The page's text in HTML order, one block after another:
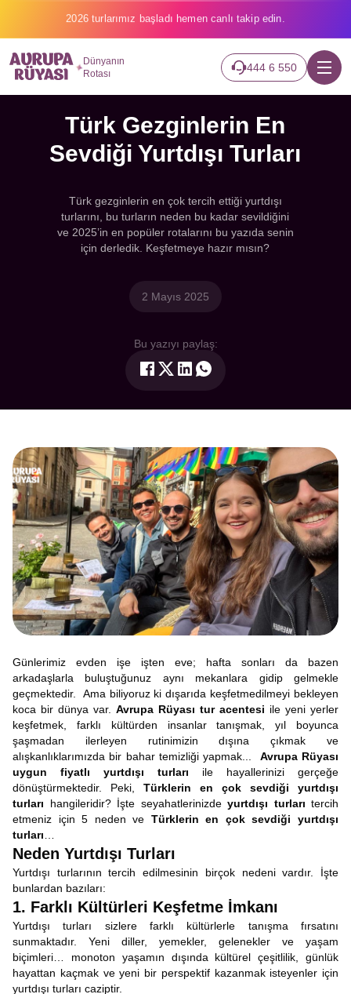
2026 turlarımız başladı hemen canlı takip edin.
Dünyanın
Rotası
444 6 550
Türk Gezginlerin En
Sevdiği Yurtdışı Turları
Türk gezginlerin en çok tercih ettiği yurtdışı
turlarını, bu turların neden bu kadar sevildiğini
ve 2025’in en popüler rotalarını bu yazıda senin
için derledik. Keşfetmeye hazır mısın?
2 Mayıs 2025
Bu yazıyı paylaş:
Günlerimiz evden işe işten eve; hafta sonları da bazen
arkadaşlarla buluştuğunuz aynı mekanlara gidip gelmekle
geçmektedir. Ama biliyoruz ki dışarıda keşfetmedilmeyi bekleyen
koca bir dünya var. Avrupa Rüyası tur acentesi ile yeni yerler
keşfetmek, farklı kültürden insanlar tanışmak, yıl boyunca
şaşmadan ilerleyen rutinimizin dışına çıkmak ve
alışkanlıklarımızda bir bahar temizliği yapmak... Avrupa Rüyası
uygun fiyatlı yurtdışı turları ile hayallerinizi gerçeğe
dönüştürmektedir. Peki, Türklerin en çok sevdiği yurtdışı
turları hangileridir? İşte seyahatlerinizde yurtdışı turları tercih
etmeniz için 5 neden ve Türklerin en çok sevdiği yurtdışı
turları
Neden Yurtdışı Turları
Yurtdışı turlarının tercih edilmesinin birçok nedeni vardır. İşte
bunlardan bazıları:
1. Farklı Kültürleri Keşfetme İmkanı
Yurtdışı turları sizlere farklı kültürlerle tanışma fırsatını
sunmaktadır. Yeni diller, yemekler, gelenekler ve yaşam
biçimleri… monoton yaşamın dışında kültürel çeşitlilik, günlük
hayattan kaçmak ve yeni bir perspektif kazanmak isteyenler için
yurtdışı turları caziptir.